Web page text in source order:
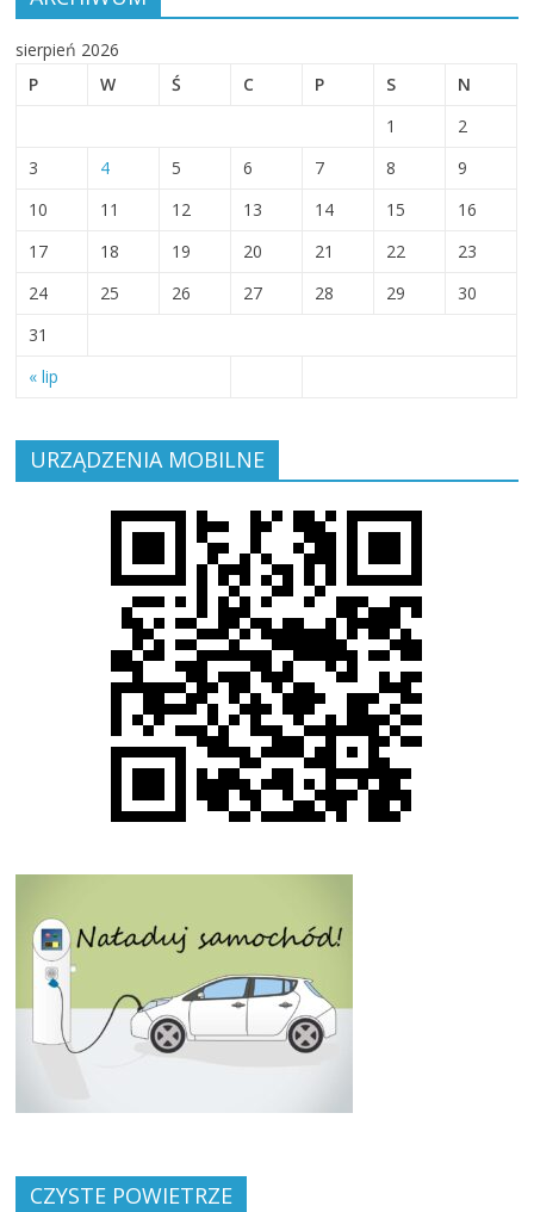
sierpień 2026
P
W Ś C P S N
« lip
1
2
3
4 5 6 7 8
9
10
11 12 13 14 15
16
17
18 19 20 21 22
23
24
25 26 27 28 29
30
31
URZĄDZENIA MOBILNE
CZYSTE POWIETRZE